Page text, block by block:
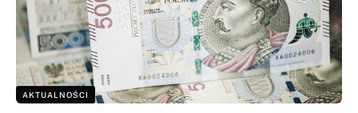
AKTUALNOŚCI